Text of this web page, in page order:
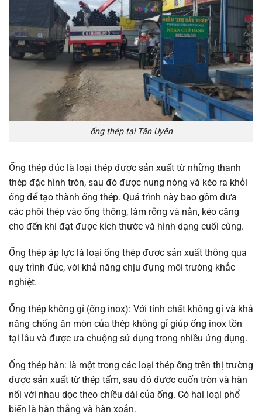
ống thép tại Tân Uyên
Ống thép đúc là loại thép được sản xuất từ những thanh
thép đặc hình tròn, sau đó được nung nóng và kéo ra khỏi
ống để tạo thành ống thép. Quá trình này bao gồm đưa
các phôi thép vào ống thông, làm rỗng và nắn, kéo căng
cho đến khi đạt được kích thước và hình dạng cuối cùng.
Ống thép áp lực là loại ống thép được sản xuất thông qua
quy trình đúc, với khả năng chịu đựng môi trường khắc
nghiệt.
Ống thép không gỉ (ống inox): Với tính chất không gỉ và khả
năng chống ăn mòn của thép không gỉ giúp ống inox tồn
tại lâu và được ưa chuộng sử dụng trong nhiều ứng dụng.
Ống thép hàn: là một trong các loại thép ống trên thị trường
được sản xuất từ thép tấm, sau đó được cuốn tròn và hàn
nối với nhau dọc theo chiều dài của ống. Có hai loại phổ
biến là hàn thẳng và hàn xoắn.